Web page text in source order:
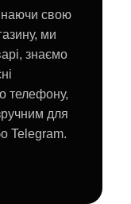
свою
ми
знаємо
телефону,
для
Telegram.